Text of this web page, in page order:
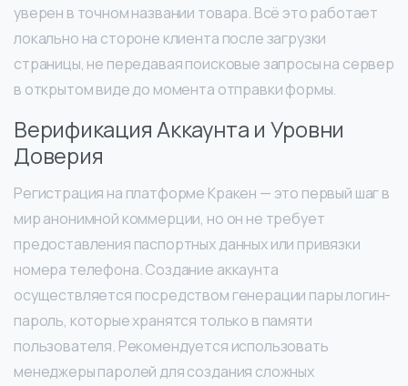
уверен в точном названии товара. Всё это работает
локально на стороне клиента после загрузки
страницы, не передавая поисковые запросы на сервер
в открытом виде до момента отправки формы.
Верификация Аккаунта и Уровни
Доверия
Регистрация на платформе Кракен — это первый шаг в
мир анонимной коммерции, но он не требует
предоставления паспортных данных или привязки
номера телефона. Создание аккаунта
осуществляется посредством генерации пары логин-
пароль, которые хранятся только в памяти
пользователя. Рекомендуется использовать
менеджеры паролей для создания сложных